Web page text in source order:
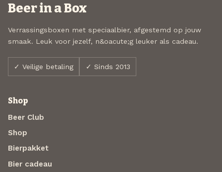
Beer in a Box
Verrassingsboxen met speciaalbier, afgestemd op jouw
smaak. Leuk voor jezelf, n&oacute;g leuker als cadeau.
✓ Veilige betaling ✓ Sinds 2013
Shop
Beer Club
Shop
Bierpakket
Bier cadeau